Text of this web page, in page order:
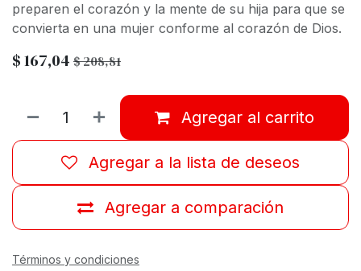
preparen el corazón y la mente de su hija para que se
convierta en una mujer conforme al corazón de Dios.
$167,04 $208,81
Agregar al carrito
Agregar a comparación
Agregar a la lista de deseos
Términos y condiciones